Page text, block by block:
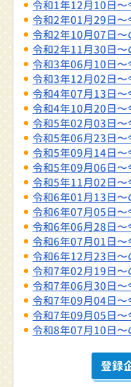
令和1年12月10日
令和2年01月29日
令和2年10月07日〜
令和2年11月30日〜
令和3年06月10日
令和3年12月02日
令和4年07月13日
令和4年10月20日
令和5年02月03日
令和5年06月23日
令和5年09月14日
令和5年09月06日
令和5年11月02日
令和6年01月13日〜
令和6年07月05日
令和6年06月28日
令和6年07月01日
令和6年12月23日〜
令和7年02月19日〜
令和7年06月30日
令和7年09月04日
令和7年09月05日
令和8年07月10日〜
登録